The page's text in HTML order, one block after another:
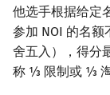
他选手根据给定
参加 NOI 的名额
舍五入），得分
称 ⅓ 限制或 ⅓